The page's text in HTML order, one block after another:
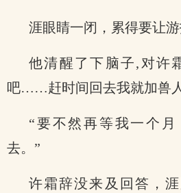
涯眼睛一闭，累得要让游
他清醒了下脑子,对许
吧……赶时间回去我就加兽
“要不然再等我一个
去。”
许霜辞没来及回答，